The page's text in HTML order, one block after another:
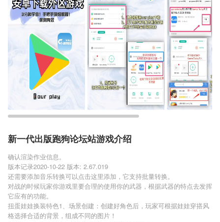
新一代出版跑狗论坛站游戏介绍
确认渲染作业信息。
版本记录2020-10-22 版本: 2.67.019
还需要添加音乐转换可以点击这里添加，它支持批量转换。
对战的时候玩家你游戏里要合理的使用你的武器，根据武器的特点去发挥
它应有的功能。
扭蛋娃娃换装特色1、场景创建：创建好角色后，玩家可根据娃娃穿搭风
格选择合适的背景，组成不同的图片！